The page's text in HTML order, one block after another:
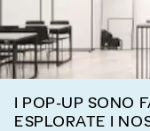
I POP-UP SONO
ESPLORATE I